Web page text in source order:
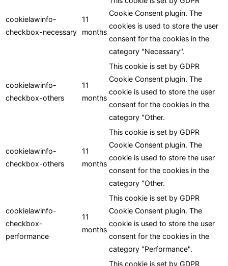
cookielawinfo-
checkbox-necessary
11
months
Cookie Consent plugin. The
cookies is used to store the user
consent for the cookies in the
category "Necessary".
cookielawinfo-
checkbox-others
11
months
This cookie is set by GDPR
Cookie Consent plugin. The
cookie is used to store the user
consent for the cookies in the
category "Other.
cookielawinfo-
checkbox-others
11
months
This cookie is set by GDPR
Cookie Consent plugin. The
cookie is used to store the user
consent for the cookies in the
category "Other.
cookielawinfo-
checkbox-
performance
11
months
This cookie is set by GDPR
Cookie Consent plugin. The
cookie is used to store the user
consent for the cookies in the
category "Performance".
This cookie is set by GDPR